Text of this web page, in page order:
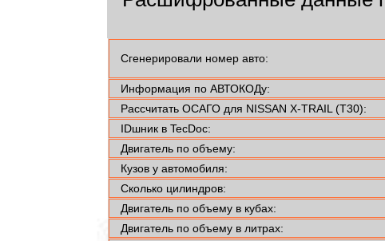
Сгенерировали номер авто:
Информация по АВТОКОДу:
Рассчитать ОСАГО для NISSAN X-TRAIL (T30):
IDшник в TecDoc:
Двигатель по объему:
Кузов у автомобиля:
Сколько цилиндров:
Двигатель по объему в кубах:
Двигатель по объему в литрах: